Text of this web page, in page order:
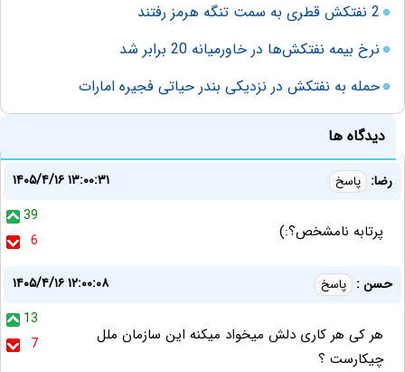
2 نفتکش قطری به سمت تنگه هرمز رفتند
نرخ بیمه نفتکش‌ها در خاورمیانه 20 برابر شد
حمله به نفتکش در نزدیکی بندر حیاتی فجیره امارات
دیدگاه ها
رضا: پاسخ
۱۴۰۵/۴/۱۶ ۱۳:۰۰:۳۱
39
6
پرتابه نامشخص؟:)
حسن : پاسخ
۱۴۰۵/۴/۱۶ ۱۲:۰۰:۰۸
13
7
هر کی هر کاری دلش میخواد میکنه این سازمان ملل
چیکارست ؟